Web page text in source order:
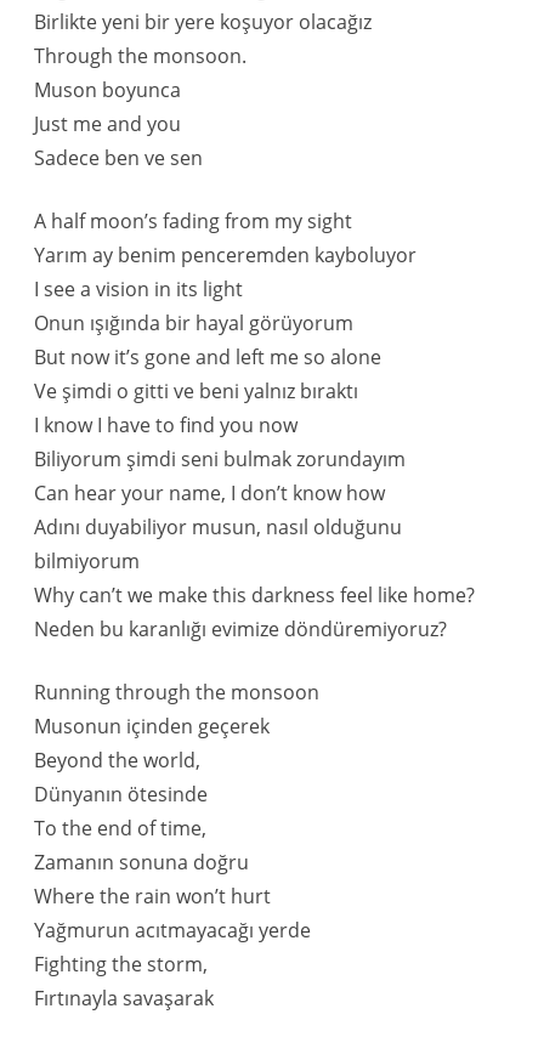
Birlikte yeni bir yere koşuyor olacağız
Through the monsoon.
Muson boyunca
Just me and you
Sadece ben ve sen
A half moon’s fading from my sight
Yarım ay benim penceremden kayboluyor
I see a vision in its light
Onun ışığında bir hayal görüyorum
But now it’s gone and left me so alone
Ve şimdi o gitti ve beni yalnız bıraktı
I know I have to find you now
Biliyorum şimdi seni bulmak zorundayım
Can hear your name, I don’t know how
Adını duyabiliyor musun, nasıl olduğunu
bilmiyorum
Why can’t we make this darkness feel like home?
Neden bu karanlığı evimize döndüremiyoruz?
Running through the monsoon
Musonun içinden geçerek
Beyond the world,
Dünyanın ötesinde
To the end of time,
Zamanın sonuna doğru
Where the rain won’t hurt
Yağmurun acıtmayacağı yerde
Fighting the storm,
Fırtınayla savaşarak